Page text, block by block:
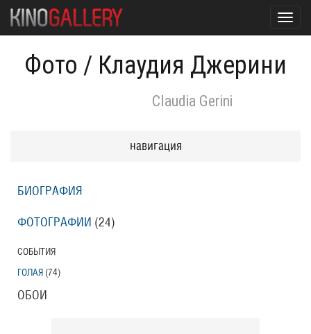
Фото / Клаудия Джерини
Claudia Gerini
навигация
БИОГРАФИЯ
ФОТОГРАФИИ (24)
СОБЫТИЯ
ГОЛАЯ (74)
ОБОИ